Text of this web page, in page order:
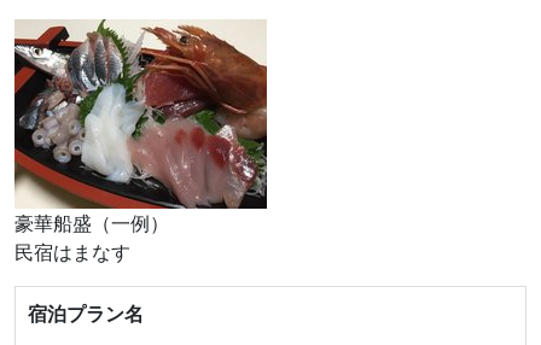
豪華船盛（一例）
民宿はまなす
宿泊プラン名